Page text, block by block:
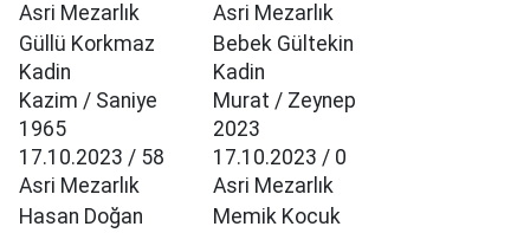
Asri Mezarlık
Asri Mezarlık
Güllü Korkmaz
Kadin
Kazim / Saniye
1965
17.10.2023 / 58
Asri Mezarlık
Bebek Gültekin
Kadin
Murat / Zeynep
2023
17.10.2023 / 0
Asri Mezarlık
Hasan Doğan
Memik Kocuk